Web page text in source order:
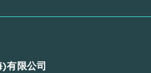
有限公司